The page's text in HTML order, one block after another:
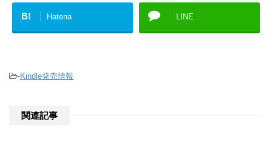
B! Hatena LINE
-Kindle発売情報
関連記事